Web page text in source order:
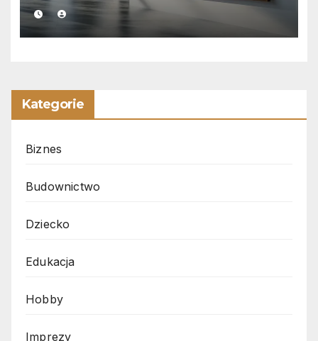
Kategorie
Biznes
Budownictwo
Dziecko
Edukacja
Hobby
Imprezy